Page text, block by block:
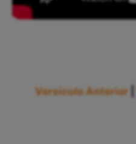
Versículo Anterior